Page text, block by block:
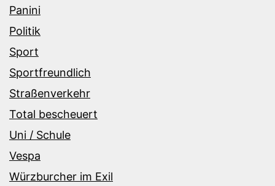
Panini
Politik
Sport
Sportfreundlich
Straßenverkehr
Total bescheuert
Uni / Schule
Vespa
Würzburcher im Exil